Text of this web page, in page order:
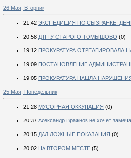
26 Мая, Вторник
21:42 ЭКСПЕДИЦИЯ ПО СЫЗРАНКЕ.
20:58 ДТП У СТАРОГО ТОМЫШОВО (0)
19:12 ПРОКУРАТУРА ОТРЕАГИРОВАЛА
19:09 ПОСТАНОВЛЕНИЕ
19:05 ПРОКУРАТУРА НАШЛА НАРУШЕНИЯ
25 Мая, Понедельник
21:28 МУСОРНАЯ ОККУПАЦИЯ (0)
20:37 Александр Вражнов не хочет
20:15 ДАЛ ЛОЖНЫЕ ПОКАЗАНИЯ (0)
20:02 НА ВТОРОМ МЕСТЕ (5)